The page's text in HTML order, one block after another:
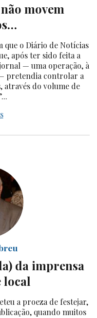
movem
que o Diário de Notícias
após ter sido feita a
— uma operação, à
pretendia controlar a
do volume de
da imprensa
local
a proeza de festejar,
quando muitos